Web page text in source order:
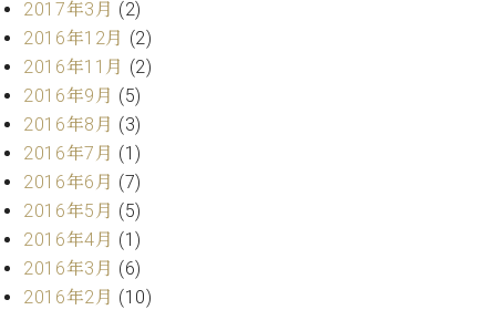
ジ
ョ
ン
C.BECHSTEIN
Digital(ベ
ヒ
シ
ュ
タ
イ
ン
展示
情報
【ユ
ーロ
ピア
ノ特
選中
古】
イ
ベ
ン
ト
2017年3月 (2)
2016年12月 (2)
2016年11月 (2)
2016年9月 (5)
2016年8月 (3)
2016年7月 (1)
2016年6月 (7)
2016年5月 (5)
2016年4月 (1)
2016年3月 (6)
2016年2月 (10)